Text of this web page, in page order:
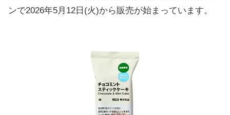
ンで2026年5月12日(火)から販売が始まっています。